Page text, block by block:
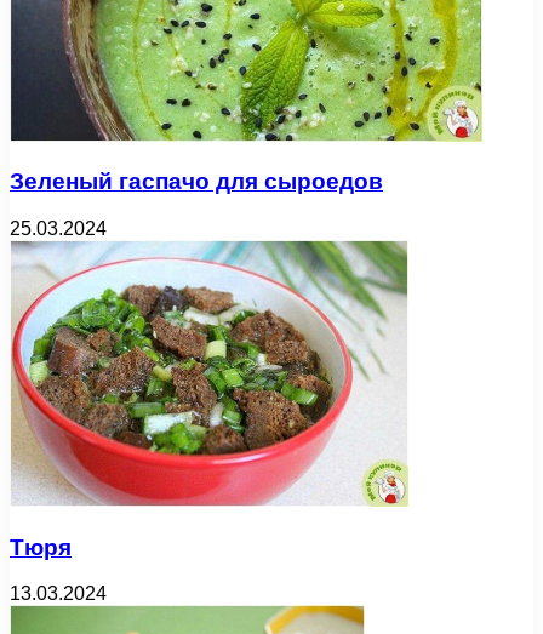
Зеленый гаспачо для сыроедов
25.03.2024
Тюря
13.03.2024